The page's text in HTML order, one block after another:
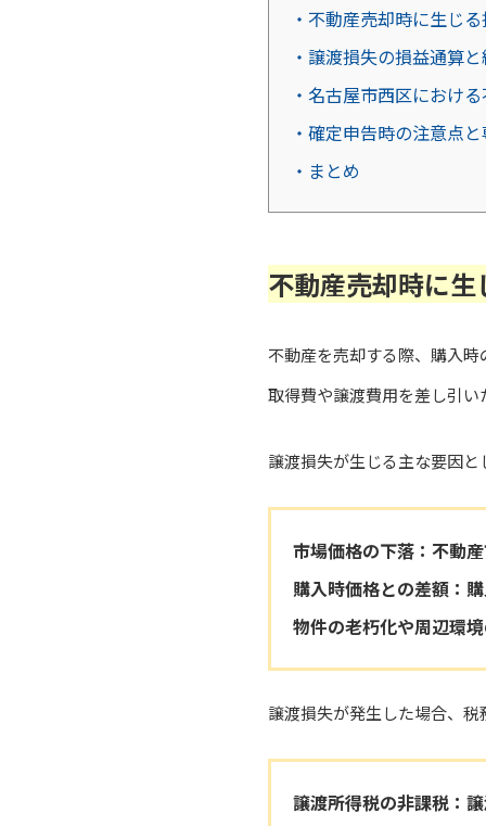
・不動産売却時に生じ
・譲渡損失の損益通算
・名古屋市西区におけ
・確定申告時の注意点
・まとめ
不動産売却時に
不動産を売却する際、購入
取得費や譲渡費用を差し引
譲渡損失が生じる主な要因
市場価格の下落：不動
購入時価格との差額：
物件の老朽化や周辺環
譲渡損失が発生した場合、
譲渡所得税の非課税：